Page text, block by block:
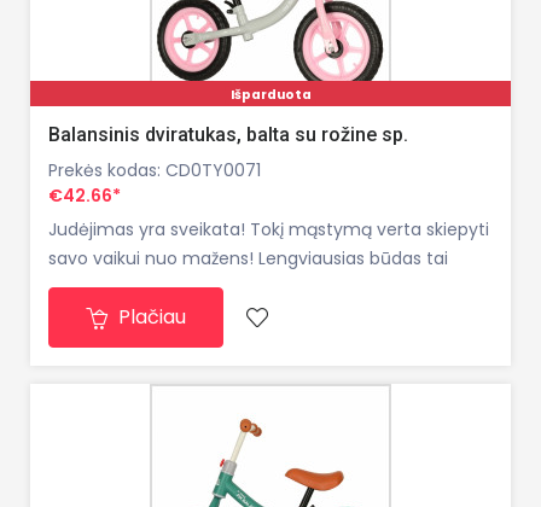
Išparduota
Balansinis dviratukas, balta su rožine sp.
Prekės kodas: CD0TY0071
€42.66*
Judėjimas yra sveikata! Tokį mąstymą verta skiepyti
savo vaikui nuo mažens! Lengviausias būdas tai
padaryti bus derinti fizinę veiklą su puikia pramoga!
Šiam tikslui puikiai tiks visureigis dviratis! Nusipirkę
vaikui stumdomą dviratį, jis galės įdomiai
Plačiau